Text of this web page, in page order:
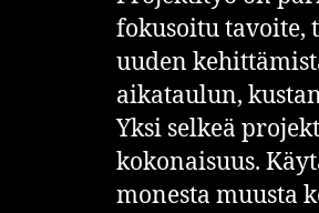
fokusoitu tavoite,
uuden
aikataulun,
Yksi selkeä
kokonaisuus.
monesta muusta